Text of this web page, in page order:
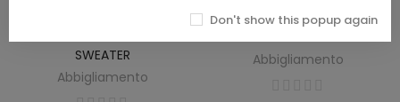
TIMBERLAND MEN'S BLACK
SWEATER
Abbigliamento
TIMBERLAND MEN'S BLUE SHIRT
Abbigliamento
Don't show this popup again